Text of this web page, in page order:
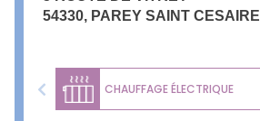
54330, PAREY SAINT CESAIRE
CHAUFFAGE ÉLECTRIQUE
Previous